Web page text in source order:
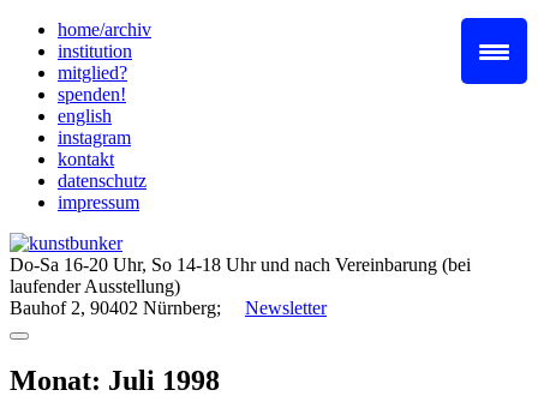
Skip
content
home/archiv
institution
mitglied?
spenden!
english
instagram
kontakt
datenschutz
impressum
Do-Sa 16-20 Uhr, So 14-18 Uhr und nach Vereinbarung (bei
laufender Ausstellung)
Bauhof 2, 90402 Nürnberg; Newsletter
Monat: Juli 1998